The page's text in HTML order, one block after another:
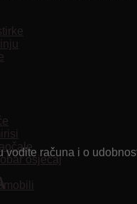
osjećaj
računa i o